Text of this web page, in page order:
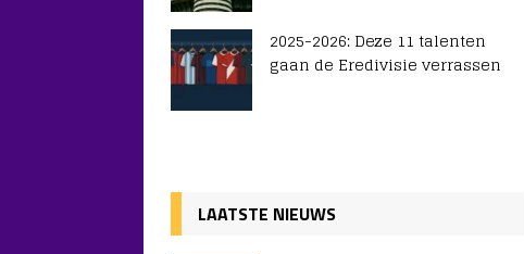
2025-2026: Deze 11 talenten
gaan de Eredivisie verrassen
LAATSTE NIEUWS